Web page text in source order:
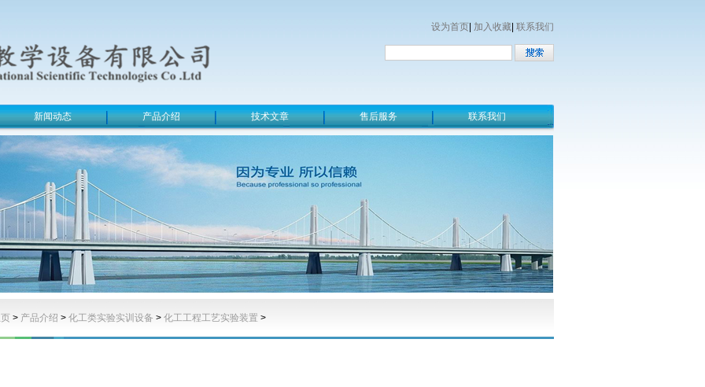
设为首页 加入收藏 联系我们
新闻动态 产品介绍 技术文章 售后服务 联系我们
> 产品介绍 > 化工类实验实训设备 > 化工工程工艺实验装置 >